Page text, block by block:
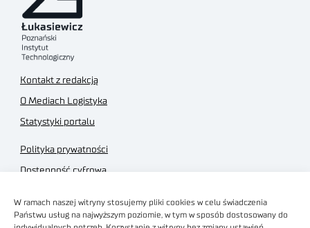
W ramach naszej witryny stosujemy pliki cookies w celu świadczenia
Państwu usług na najwyższym poziomie, w tym w sposób dostosowany do
Kontakt z redakcją
O Mediach Logistyka
Statystyki portalu
Polityka prywatności
Dostępność cyfrowa
Regulamin sklepu